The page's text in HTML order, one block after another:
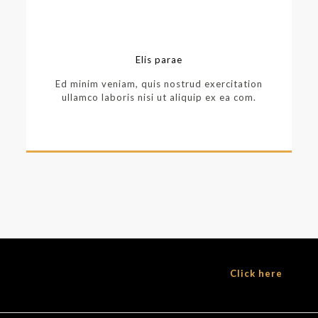
Elis parae
Ed minim veniam, quis nostrud exercitation
ullamco laboris nisi ut aliquip ex ea com.
Click here